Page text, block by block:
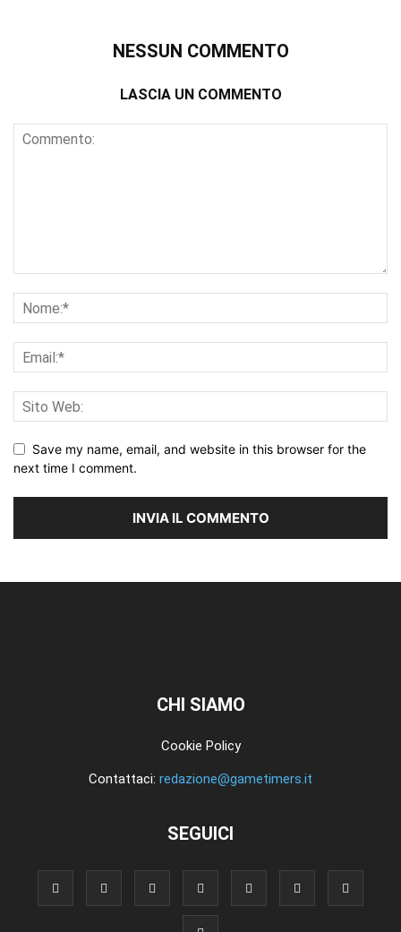
NESSUN COMMENTO
LASCIA UN COMMENTO
Save my name, email, and website in this browser for the
next time I comment.
CHI SIAMO
Cookie Policy
Contattaci: redazione@gametimers.it
SEGUICI